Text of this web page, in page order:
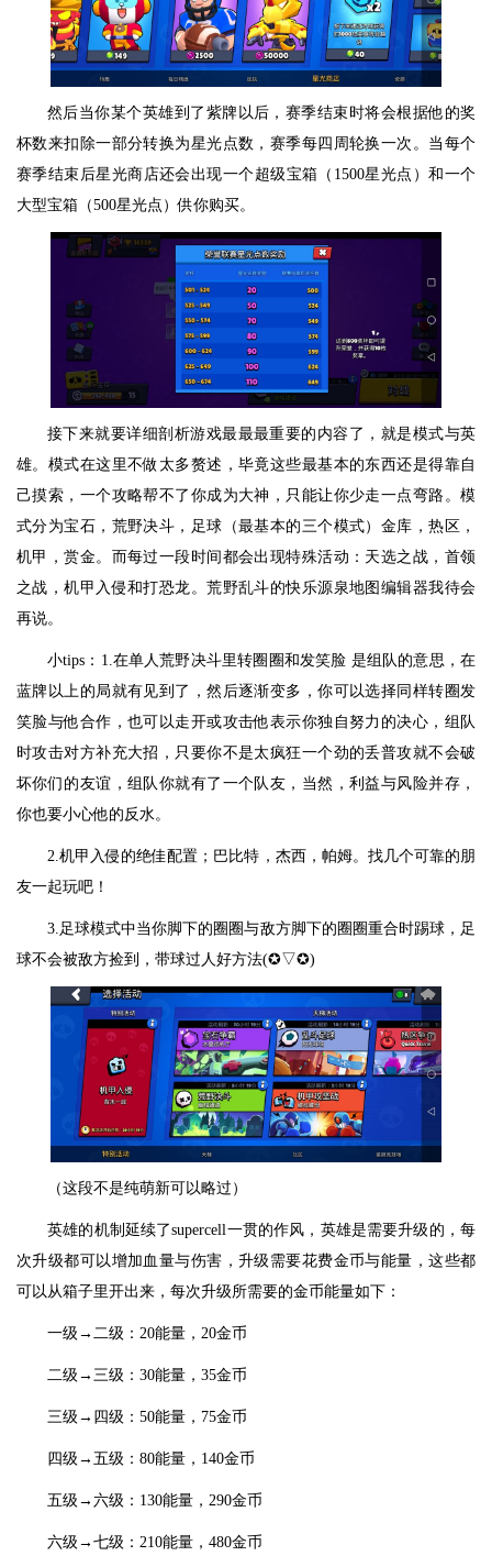
然后当你某个英雄到了紫牌以后，赛季结束时将会根据他的奖
杯数来扣除一部分转换为星光点数，赛季每四周轮换一次。当每个
赛季结束后星光商店还会出现一个超级宝箱（1500星光点）和一个
大型宝箱（500星光点）供你购买。
接下来就要详细剖析游戏最最最重要的内容了，就是模式与英
雄。模式在这里不做太多赘述，毕竟这些最基本的东西还是得靠自
己摸索，一个攻略帮不了你成为大神，只能让你少走一点弯路。模
式分为宝石，荒野决斗，足球（最基本的三个模式）金库，热区，
机甲，赏金。而每过一段时间都会出现特殊活动：天选之战，首领
之战，机甲入侵和打恐龙。荒野乱斗的快乐源泉地图编辑器我待会
再说。
小tips：1.在单人荒野决斗里转圈圈和发笑脸 是组队的意思，在
蓝牌以上的局就有见到了，然后逐渐变多，你可以选择同样转圈发
笑脸与他合作，也可以走开或攻击他表示你独自努力的决心，组队
时攻击对方补充大招，只要你不是太疯狂一个劲的丢普攻就不会破
坏你们的友谊，组队你就有了一个队友，当然，利益与风险并存，
你也要小心他的反水。
2.机甲入侵的绝佳配置；巴比特，杰西，帕姆。找几个可靠的朋
友一起玩吧！
3.足球模式中当你脚下的圈圈与敌方脚下的圈圈重合时踢球，足
球不会被敌方捡到，带球过人好方法(✪▽✪)
（这段不是纯萌新可以略过）
英雄的机制延续了supercell一贯的作风，英雄是需要升级的，每
次升级都可以增加血量与伤害，升级需要花费金币与能量，这些都
可以从箱子里开出来，每次升级所需要的金币能量如下：
一级→二级：20能量，20金币
二级→三级：30能量，35金币
三级→四级：50能量，75金币
四级→五级：80能量，140金币
五级→六级：130能量，290金币
六级→七级：210能量，480金币